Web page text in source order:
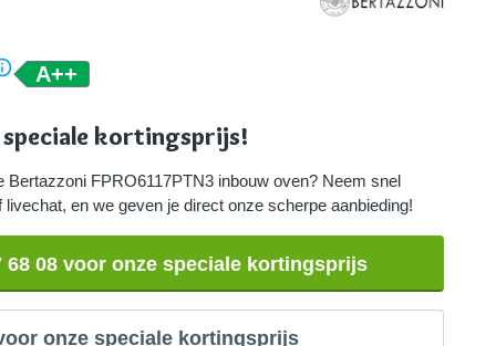
A++
kortingsprijs!
Bertazzoni FPRO6117PTN3 inbouw oven? Neem snel
en we geven je direct onze scherpe aanbieding!
68 08 voor onze speciale kortingsprijs
onze speciale kortingsprijs